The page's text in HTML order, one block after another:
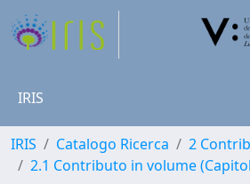
IRIS
IRIS Catalogo Ricerca
2
2.1 Contributo in volume